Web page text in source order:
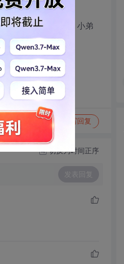
们帮着解决一下，小弟
写回复
切换为时间正序
发表回复